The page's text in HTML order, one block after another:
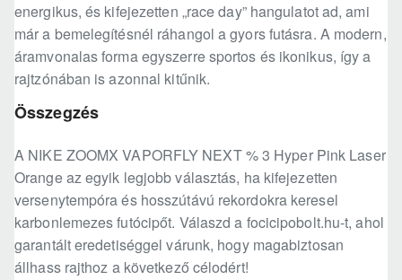
energikus, és kifejezetten „race day” hangulatot ad, ami
már a bemelegítésnél ráhangol a gyors futásra. A modern,
áramvonalas forma egyszerre sportos és ikonikus, így a
rajtzónában is azonnal kitűnik.
Összegzés
A NIKE ZOOMX VAPORFLY NEXT % 3 Hyper Pink Laser
Orange az egyik legjobb választás, ha kifejezetten
versenytempóra és hosszútávú rekordokra keresel
karbonlemezes futócipőt. Válaszd a focicipobolt.hu-t, ahol
garantált eredetiséggel várunk, hogy magabiztosan
állhass rajthoz a következő célodért!